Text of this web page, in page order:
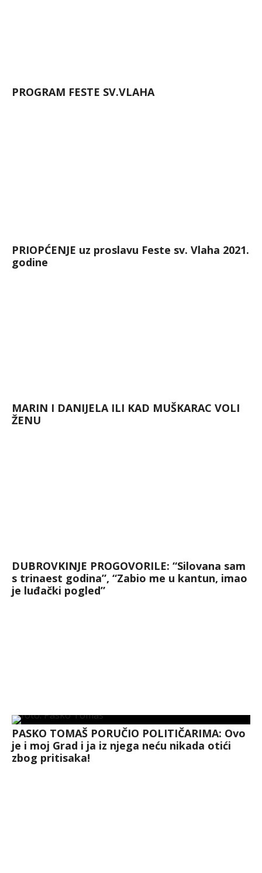
PROGRAM FESTE SV.VLAHA
PRIOPĆENJE uz proslavu Feste sv. Vlaha 2021.
godine
MARIN I DANIJELA ILI KAD MUŠKARAC VOLI
ŽENU
DUBROVKINJE PROGOVORILE: “Silovana sam
s trinaest godina”, “Zabio me u kantun, imao
je luđački pogled”
PASKO TOMAŠ PORUČIO POLITIČARIMA: Ovo
je i moj Grad i ja iz njega neću nikada otići
zbog pritisaka!